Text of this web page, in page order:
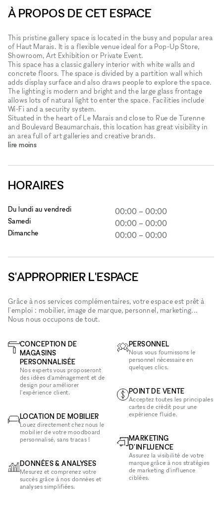
À PROPOS DE CET ESPACE
This pristine gallery space is located in the busy and popular area
of Haut Marais. It is a flexible venue ideal for a Pop-Up Store,
Showroom, Art Exhibition or Private Event.
This space has a classic gallery interior with white walls and
concrete floors. The space is divided by a partition wall which
adds display surface and also draws people to explore the space.
The lighting is modern and bright and the large glass frontage
allows lots of natural light to enter the space. Facilities include
Wi-Fi and a security system.
Situated in the heart of Le Marais and close to Rue de Turenne
and Boulevard Beaumarchais, this location has great visibility in
an area full of art galleries and creative brands.
lire moins
HORAIRES
Du lundi au vendredi 00:00 – 00:00
Samedi 00:00 – 00:00
Dimanche 00:00 – 00:00
S'APPROPRIER L'ESPACE
Grâce à nos services complémentaires, votre espace est prêt à
l'emploi : mobilier, image de marque, personnel, marketing...
Nous nous occupons de tout.
CONCEPTION DE
MAGASINS
PERSONNALISÉE
Nos experts vous proposeront
des idées d'aménagement et de
design pour améliorer
l'expérience client.
LOCATION DE MOBILIER
Louez directement chez nous le
mobilier de votre moodboard
personnalisé, sans tracas !
DONNÉES & ANALYSES
Mesurez et comprenez votre
succès grâce à nos données et
analyses simplifiées.
PERSONNEL
Nous vous fournissons le
personnel nécessaire en
quelques clics.
POINT DE VENTE
Acceptez toutes les principales
cartes de crédit pour une
expérience fluide.
MARKETING
D'INFLUENCE
Assurez la visibilité de votre
marque grâce à nos stratégies
de marketing d'influence
ciblées.